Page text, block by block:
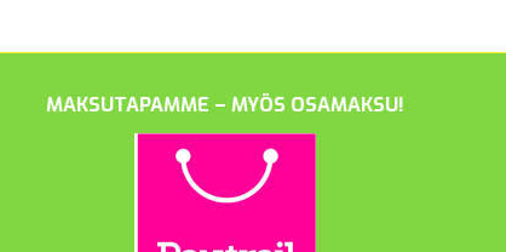
MAKSUTAPAMME – MYÖS OSAMAKSU!